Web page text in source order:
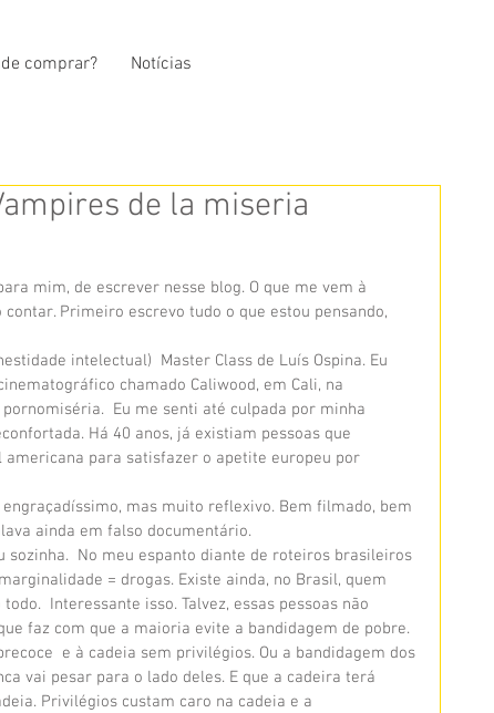
comprar? Notícias
de la miseria
mim, de escrever nesse blog. O que me vem à
Primeiro escrevo tudo o que estou pensando,
intelectual)  Master Class de Luís Ospina. Eu
chamado Caliwood, em Cali, na
Eu me senti até culpada por minha
Há 40 anos, já existiam pessoas que
para satisfazer o apetite europeu por
mas muito reflexivo. Bem filmado, bem
ainda em falso documentário.
sozinha.  No meu espanto diante de roteiros brasileiros
= drogas. Existe ainda, no Brasil, quem
Interessante isso. Talvez, essas pessoas não
faz com que a maioria evite a bandidagem de pobre.
e à cadeia sem privilégios. Ou a bandidagem dos
vai pesar para o lado deles. E que a cadeira terá
Privilégios custam caro na cadeia e a